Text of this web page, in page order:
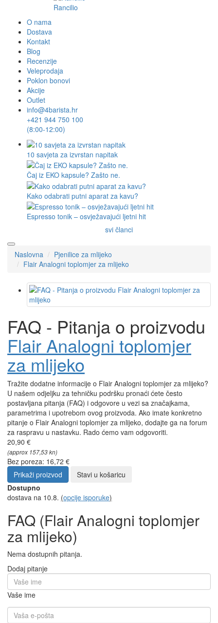
Rancilio
O nama
Dostava
Kontakt
Blog
Recenzije
Veleprodaja
Poklon bonovi
Akcije
Outlet
info@4barista.hr
+421 944 750 100
(8:00-12:00)
10 savjeta za izvrstan napitak
Čaj iz EKO kapsule? Zašto ne.
Kako odabrati putni aparat za kavu?
Espresso tonik – osvježavajući ljetni hit
svi članci
Naslovna
Pjenilice za mlijeko
Flair Analogni toplomjer za mlijeko
FAQ - Pitanja o proizvodu
Flair Analogni toplomjer
za mlijeko
Tražite dodatne informacije o Flair Analogni toplomjer za mlijeko?
U našem odjeljku za tehničku podršku pronaći ćete često
postavljana pitanja (FAQ) i odgovore u vezi sa značajkama,
parametrima i upotrebom ovog proizvoda. Ako imate konkretno
pitanje o Flair Analogni toplomjer za mlijeko, dodajte ga na forum
za raspravu u nastavku. Rado ćemo vam odgovoriti.
20,90 €
(approx 157,53 kn)
Bez poreza: 16,72 €
Prikaži proizvod
Stavi u košaricu
Dostupno
dostava na 10.8. (opcije isporuke)
FAQ (Flair Analogni toplomjer
za mlijeko)
Nema dostupnih pitanja.
Dodaj pitanje
Vaše ime